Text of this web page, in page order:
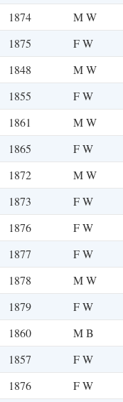
1874
M W
1875
F W
1848
M W
1855
F W
1861
M W
1865
F W
1872
M W
1873
F W
1876
F W
1877
F W
1878
M W
1879
F W
1860
M B
1857
F W
1876
F W